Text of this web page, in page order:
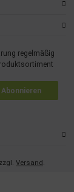
regelmäßig
Abonnieren
Versand.